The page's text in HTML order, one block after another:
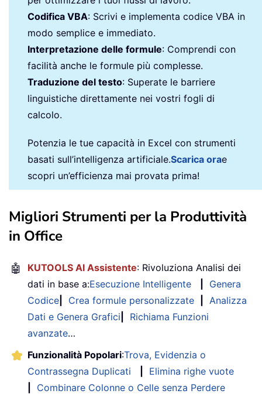
Codifica VBA: Scrivi e implementa codice VBA in
modo semplice e immediato.
Interpretazione delle formule: Comprendi con
facilità anche le formule più complesse.
Traduzione del testo: Superate le barriere
linguistiche direttamente nei vostri fogli di
calcolo.
Potenzia le tue capacità in Excel con strumenti
basati sull’intelligenza artificiale.Scarica orae
scopri un’efficienza mai provata prima!
Migliori Strumenti per la Produttività
in Office
🤖 KUTOOLS AI Assistente: Rivoluziona Analisi dei
dati in base a:Esecuzione Intelligente
Genera
Codice
Crea formule personalizzate
Analizza
Dati e Genera Grafici
Richiama Funzioni
avanzate…
Funzionalità Popolari:Trova, Evidenzia o
Contrassegna Duplicati
Elimina righe vuote
Combinare Colonne o Celle senza Perdere